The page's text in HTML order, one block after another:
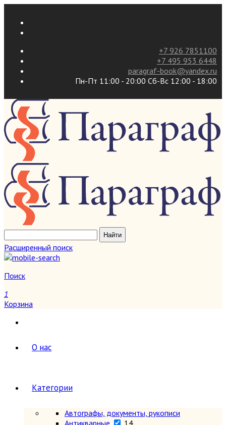
+7 926 7851100
+7 495 953 6448
paragraf-book@yandex.ru
Пн-Пт 11:00 - 20:00 Сб-Вс 12:00 - 18:00
Расширенный поиск
Поиск
1
Корзина
О нас
Категории
Автографы, документы, рукописи